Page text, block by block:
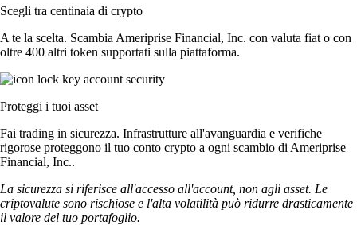
Scegli tra centinaia di crypto
A te la scelta. Scambia Ameriprise Financial, Inc. con valuta fiat o con
oltre 400 altri token supportati sulla piattaforma.
Proteggi i tuoi asset
Fai trading in sicurezza. Infrastrutture all'avanguardia e verifiche
rigorose proteggono il tuo conto crypto a ogni scambio di Ameriprise
Financial, Inc..
La sicurezza si riferisce all'accesso all'account, non agli asset. Le
criptovalute sono rischiose e l'alta volatilità può ridurre drasticamente
il valore del tuo portafoglio.